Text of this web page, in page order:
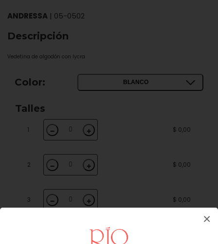
ANDRESSA | 05-0502
Descripción
Vedetina de algodón con lycra
Color: BLANCO
Talles
1 − + $ 0,00
2 − + $ 0,00
3 − + $ 0,00
×